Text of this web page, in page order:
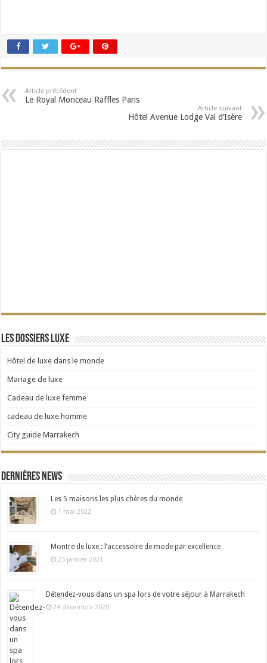
Article précédent
Le Royal Monceau Raffles Paris
Article suivant
Hôtel Avenue Lodge Val d’Isère
Les dossiers Luxe
Hôtel de luxe dans le monde
Mariage de luxe
Cadeau de luxe femme
cadeau de luxe homme
City guide Marrakech
Dernières news
Les 5 maisons les plus chères du monde
1 mai 2022
Montre de luxe : l’accessoire de mode par excellence
25 janvier 2021
Détendez-vous dans un spa lors de votre séjour à Marrakech
24 décembre 2020